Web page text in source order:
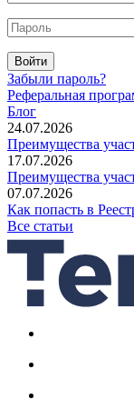
Войти
Забыли пароль?
Реферальная
Блог
24.07.2026
Преимущества
17.07.2026
Преимущества
07.07.2026
Как попасть в
Все статьи